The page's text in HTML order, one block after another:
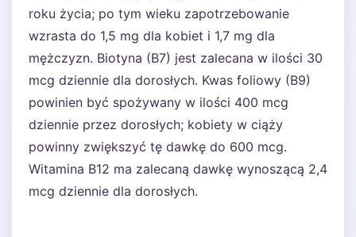
roku życia; po tym wieku zapotrzebowanie
wzrasta do 1,5 mg dla kobiet i 1,7 mg dla
mężczyzn. Biotyna (B7) jest zalecana w ilości 30
mcg dziennie dla dorosłych. Kwas foliowy (B9)
powinien być spożywany w ilości 400 mcg
dziennie przez dorosłych; kobiety w ciąży
powinny zwiększyć tę dawkę do 600 mcg.
Witamina B12 ma zalecaną dawkę wynoszącą 2,4
mcg dziennie dla dorosłych.